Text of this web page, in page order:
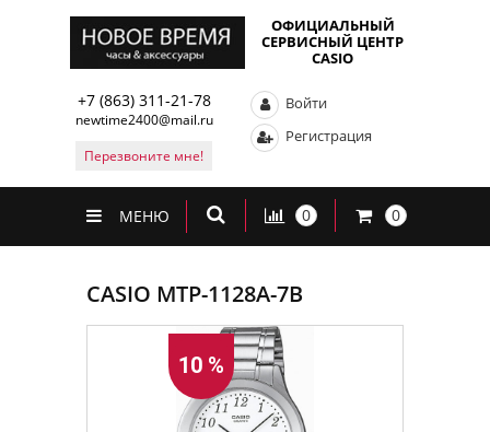
ОФИЦИАЛЬНЫЙ
СЕРВИСНЫЙ ЦЕНТР
CASIO
+7 (863) 311-21-78
newtime2400@mail.ru
Перезвоните мне!
Войти
Регистрация
МЕНЮ 0 0
CASIO MTP-1128A-7B
10 %